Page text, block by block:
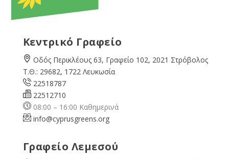
Κεντρικό Γραφείο
Οδός Περικλέους 63, Γραφείο 102, 2021 Στρόβολος
Τ.Θ.: 29682, 1722 Λευκωσία
22518787
22512710
08:00 – 16:00 Καθημερινά
info@cyprusgreens.org
Γραφείο Λεμεσού